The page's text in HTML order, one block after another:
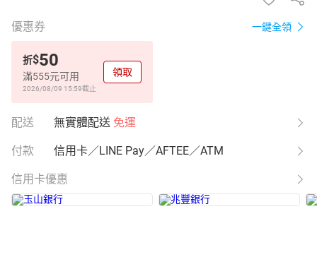
優惠券 一鍵全領
折$50
滿555元可用
2026/08/09 15:59截止
領取
配送 無實體配送 免運
付款 信用卡／LINE Pay／AFTEE／ATM
信用卡優惠